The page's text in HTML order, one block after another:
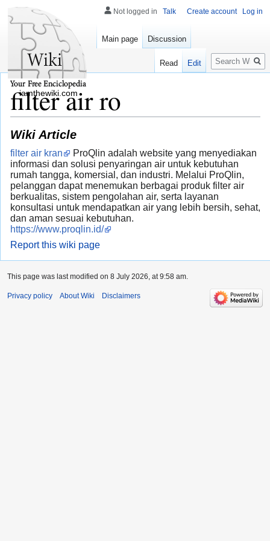
filter air ro
Wiki Article
filter air kran
ProQlin adalah website yang menyediakan
informasi dan solusi penyaringan air untuk kebutuhan
rumah tangga, komersial, dan industri. Melalui ProQlin,
pelanggan dapat menemukan berbagai produk filter air
berkualitas, sistem pengolahan air, serta layanan
konsultasi untuk mendapatkan air yang lebih bersih, sehat,
dan aman sesuai kebutuhan.
https://www.proqlin.id/
Report this wiki page
Not logged in Talk Create account Log in
Main page Discussion
Read Edit
Search
iamthewiki.com
This page was last modified on 8 July 2026, at 9:58 am.
Privacy policy About Wiki Disclaimers